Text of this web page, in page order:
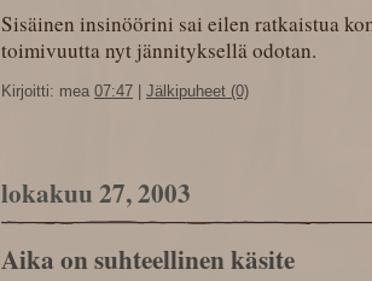
Sisäinen insinöörini sai eilen ratkaistua
toimivuutta nyt jännityksellä odotan.
Kirjoitti: mea 07:47 Jälkipuheet (0)
lokakuu 27, 2003
Aika on suhteellinen käsite